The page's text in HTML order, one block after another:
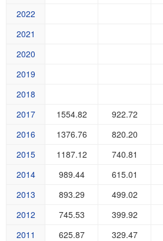
2022
2021
2020
2019
2018
2017
1554.82 922.72
2016
1376.76 820.20
2015
1187.12 740.81
2014
989.44 615.01
2013
893.29 499.02
2012
745.53 399.92
2011
625.87 329.47